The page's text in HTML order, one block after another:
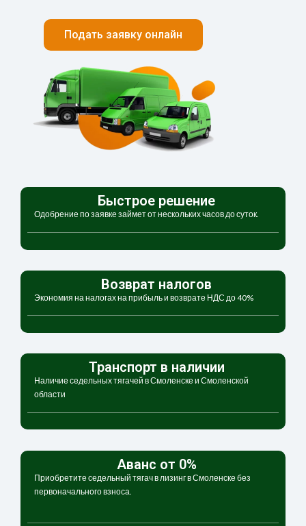
Подать заявку онлайн
Быстрое решение
Одобрение по заявке займет от нескольких часов до суток.
Возврат налогов
Экономия на налогах на прибыль и возврате НДС до 40%
Транспорт в наличии
Наличие седельных тягачей в Смоленске и Смоленской
области
Аванс от 0%
Приобретите седельный тягач в лизинг в Смоленске без
первоначального взноса.